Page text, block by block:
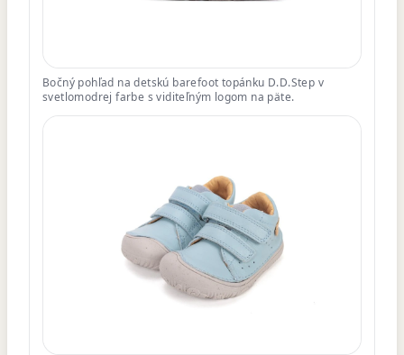
Bočný pohľad na detskú barefoot topánku D.D.Step v
svetlomodrej farbe s viditeľným logom na päte.